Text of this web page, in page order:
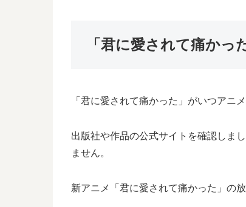
「君に愛されて痛かっ
「君に愛されて痛かった」がいつアニ
出版社や作品の公式サイトを確認しま
ません。
新アニメ「君に愛されて痛かった」の